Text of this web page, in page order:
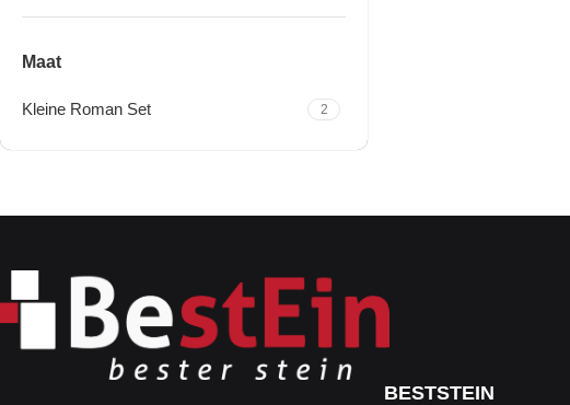
Maat
Kleine Roman Set 2
Nu winkelen
BESTSTEIN